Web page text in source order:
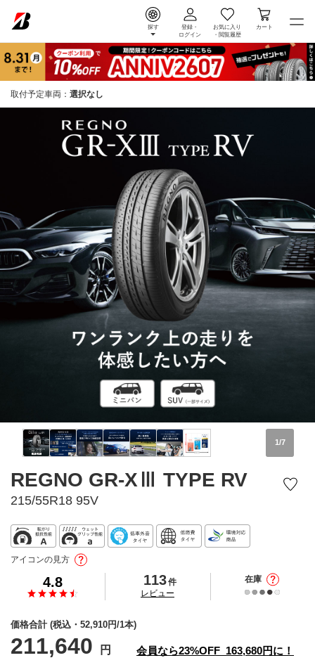
探す
登録・
ログイン
お気に入り
・ 閲覧履歴
カート
取付予定車両： 選択なし
1/7
REGNO GR-XⅢ TYPE RV
215/55R18 95V
4.8 113件
の
レビュー
在庫
アイコンの見方
価格合計 (税込・ 52,910円/1本)
211,640 円 会員なら23%OFF 163,680円に！